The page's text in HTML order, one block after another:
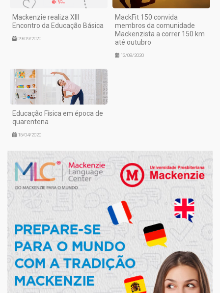
Mackenzie realiza XIII
Encontro da Educação Básica
09/09/2020
MackFit 150 convida
membros da comunidade
Mackenzista a correr 150 km
até outubro
13/08/2020
Educação Física em época de
quarentena
15/04/2020